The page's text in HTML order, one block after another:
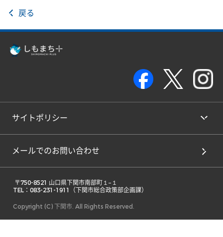
戻る
サイトポリシー
メールでのお問い合わせ
TEL：083-231-1911（下関市総合政策部企画課）
Copyright (C) 下関市. All Rights Reserved.